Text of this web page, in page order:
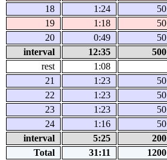
18
1:24 50
19
1:18 50
20
0:49 50
interval
12:35 500
rest
1:08
21
1:23 50
22
1:23 50
23
1:23 50
24
1:16 50
interval
5:25 200
Total
31:11 1200